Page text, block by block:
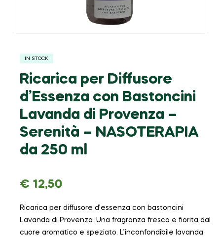
IN STOCK
Ricarica per Diffusore
d’Essenza con Bastoncini
Lavanda di Provenza –
Serenità – NASOTERAPIA
da 250 ml
€ 12,50
Ricarica per diffusore d’essenza con bastoncini
Lavanda di Provenza. Una fragranza fresca e fiorita dal
cuore aromatico e speziato. L’inconfondibile lavanda